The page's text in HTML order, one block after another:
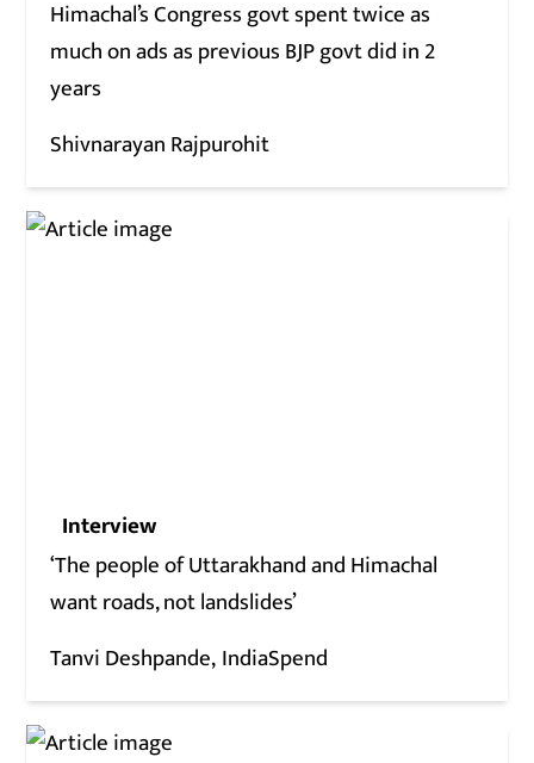
Himachal’s Congress govt spent twice as
much on ads as previous BJP govt did in 2
years
Shivnarayan Rajpurohit
Interview
‘The people of Uttarakhand and Himachal
want roads, not landslides’
Tanvi Deshpande IndiaSpend